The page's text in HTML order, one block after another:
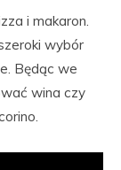
i makaron.
wybór
Będąc we
wina czy